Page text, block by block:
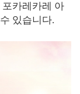
카레카레 아
있습니다.